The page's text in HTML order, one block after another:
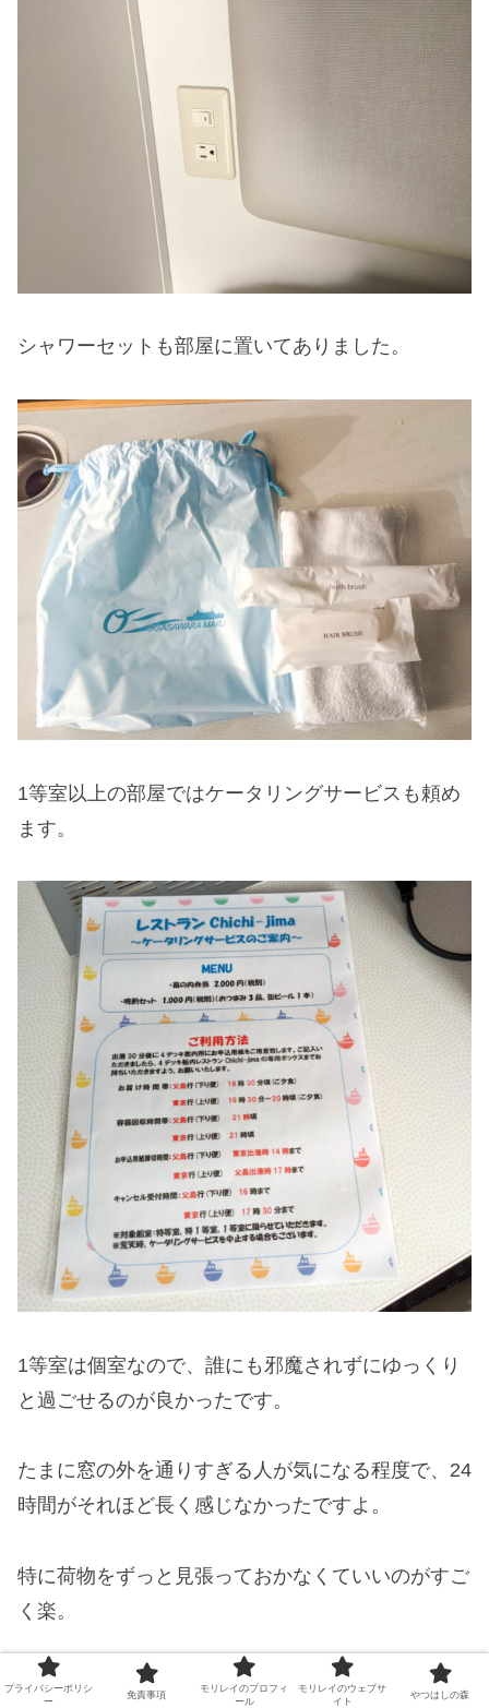
シャワーセットも部屋に置いてありました。
1等室以上の部屋ではケータリングサービスも頼め
ます。
1等室は個室なので、誰にも邪魔されずにゆっくり
と過ごせるのが良かったです。
たまに窓の外を通りすぎる人が気になる程度で、24
時間がそれほど長く感じなかったですよ。
特に荷物をずっと見張っておかなくていいのがすご
く楽。
ゆっくりと船旅を楽しみたかったら1等室はオスス
プライバシーポリシ
ー
免責事項
モリレイのプロフィ
ール
モリレイのウェブサ
イト
やつはしの森